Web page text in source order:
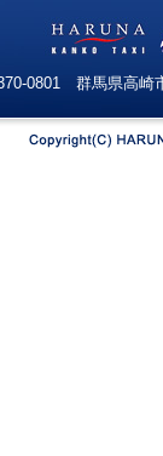
0801 群馬県高崎